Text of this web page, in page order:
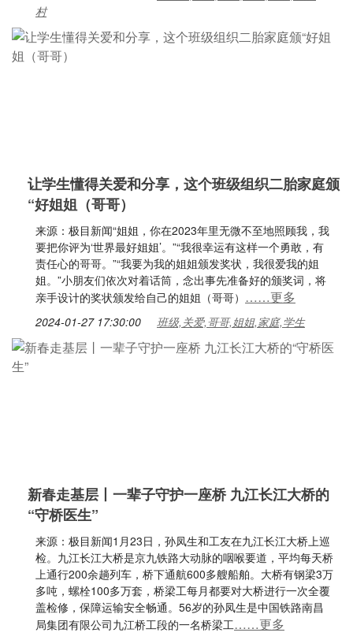
村
让学生懂得关爱和分享，这个班级组织二胎家庭颁
“好姐姐（哥哥）
来源：极目新闻“姐姐，你在2023年里无微不至地照顾我，我
要把你评为‘世界最好姐姐’。”“我很幸运有这样一个勇敢，有
责任心的哥哥。”“我要为我的姐姐颁发奖状，我很爱我的姐
姐。”小朋友们依次对着话筒，念出事先准备好的颁奖词，将
亲手设计的奖状颁发给自己的姐姐（哥哥） ……更多
2024-01-27 17:30:00 班级,关爱,哥哥,姐姐,家庭,学生
新春走基层丨一辈子守护一座桥 九江长江大桥的
“守桥医生”
来源：极目新闻1月23日，孙凤生和工友在九江长江大桥上巡
检。九江长江大桥是京九铁路大动脉的咽喉要道，平均每天桥
上通行200余趟列车，桥下通航600多艘船舶。大桥有钢梁3万
多吨，螺栓100多万套，桥梁工每月都要对大桥进行一次全覆
盖检修，保障运输安全畅通。56岁的孙凤生是中国铁路南昌
局集团有限公司九江桥工段的一名桥梁工……更多